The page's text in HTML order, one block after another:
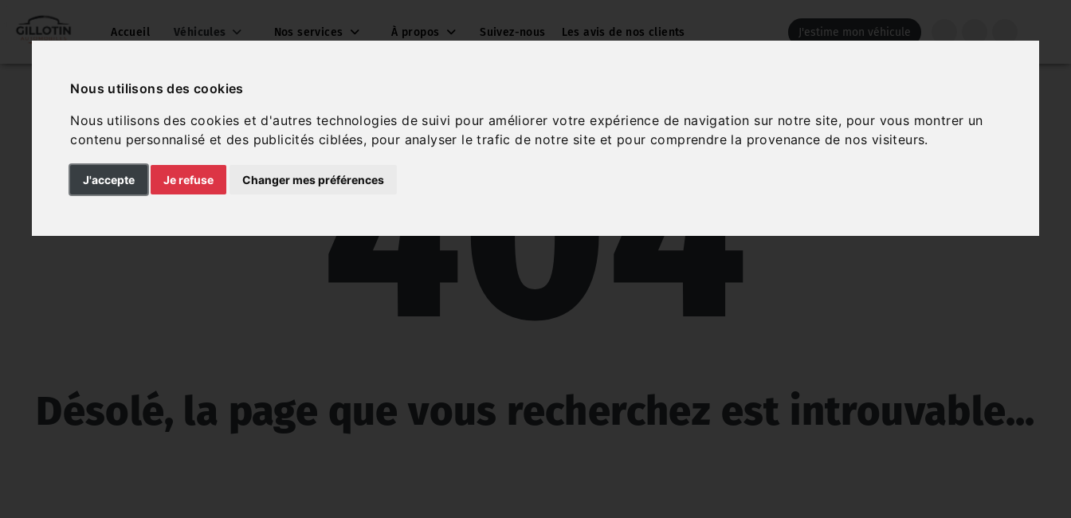
Nous utilisons des cookies
Nous utilisons des cookies et d'autres technologies de suivi pour améliorer votre expérience de navigation sur notre site, pour vous montrer un
contenu personnalisé et des publicités ciblées, pour analyser le trafic de notre site et pour comprendre la provenance de nos visiteurs.
J'accepte Je refuse Changer mes préférences
Accueil Véhicules Nos services À propos Suivez-nous Les avis de nos clients J'estime mon véhicule
404
Désolé, la page que vous recherchez est introuvable...